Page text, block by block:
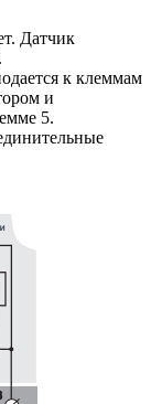
Датчик
к клеммам
и
5.